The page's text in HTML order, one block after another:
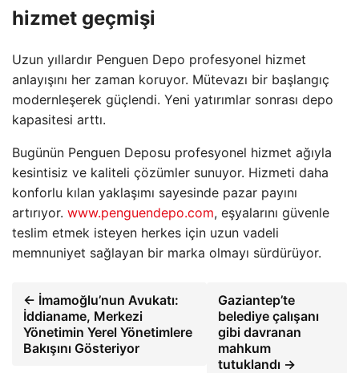
hizmet geçmişi
Uzun yıllardır Penguen Depo profesyonel hizmet
anlayışını her zaman koruyor. Mütevazı bir başlangıç
modernleşerek güçlendi. Yeni yatırımlar sonrası depo
kapasitesi arttı.
Bugünün Penguen Deposu profesyonel hizmet ağıyla
kesintisiz ve kaliteli çözümler sunuyor. Hizmeti daha
konforlu kılan yaklaşımı sayesinde pazar payını
artırıyor. www.penguendepo.com, eşyalarını güvenle
teslim etmek isteyen herkes için uzun vadeli
memnuniyet sağlayan bir marka olmayı sürdürüyor.
← İmamoğlu’nun Avukatı:
İddianame, Merkezi
Yönetimin Yerel Yönetimlere
Bakışını Gösteriyor
Gaziantep’te
belediye çalışanı
gibi davranan
mahkum
tutuklandı →